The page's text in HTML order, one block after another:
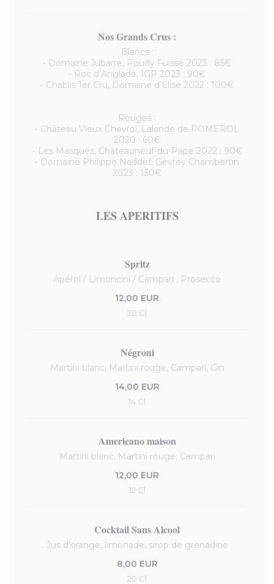
Nos Grands Crus :
Blancs :
- Domaine Jubarre, Pouilly Fuissé 2023 : 85€
- Roc d’Anglade, IGP 2023 : 90€
- Chablis 1er Cru, Domaine d’Elise 2022 : 100€
Rouges :
- Château Vieux Chevrol, Lalande de POMEROL
2020 : 60€
- Les Masques, Châteauneuf-du-Pape 2022 : 90€
- Domaine Philippe Naddef, Gevrey Chambertin
2023 : 130€
LES APERITIFS
Spritz
Apérol / Limoncini / Campari , Prosecco
12,00 EUR
20 Cl
Négroni
Martini blanc, Martini rouge, Campari, Gin
14,00 EUR
14 Cl
Americano maison
Martini blanc, Martini rouge, Campari
12,00 EUR
12 Cl
Cocktail Sans Alcool
Jus d’orange, limonade, sirop de grenadine
8,00 EUR
20 Cl